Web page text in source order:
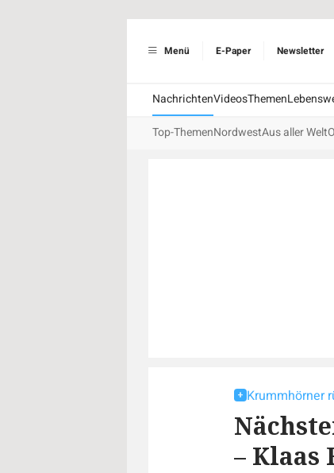
Menü E-Paper Newsletter
NachrichtenVideosThemen
Top-ThemenNordwestAus aller Welt
Krummhörner
– Klaas